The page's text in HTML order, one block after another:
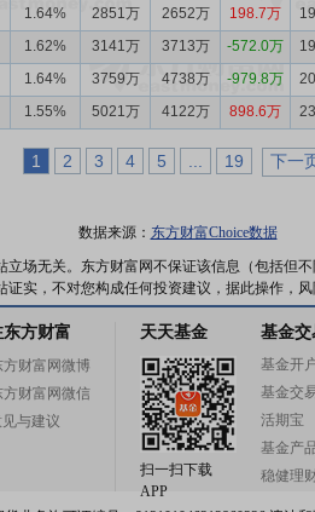
1.64% 2851万 2652万 198.7万
1.62% 3141万 3713万 -572.0万
1.64% 3759万 4738万 -979.8万
1.55% 5021万 4122万 898.6万
1 2 3 4 5 19 下一
数据来源： 东方财富Choice数据
场无关。东方财富网不保证该信息（包括但
实，不对您构成任何投资建议，据此操作，风
东方财富
方财富网微博
方财富网微信
与建议
天天基金
扫一扫下载
APP
基金交
基金开
基金交
活期宝
基金产
稳健理